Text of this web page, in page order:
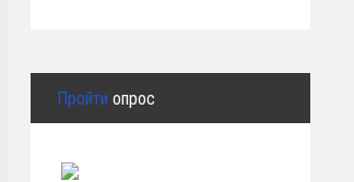
Пройти опрос